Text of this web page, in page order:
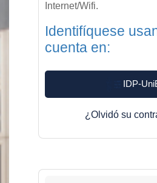
Internet/Wifi.
Identifíquese
cuenta en:
IDP-
¿Olvidó su